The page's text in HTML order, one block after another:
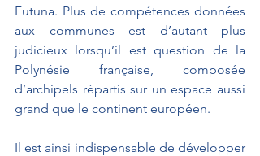
Futuna. Plus de compétences données
aux communes est d’autant plus
judicieux lorsqu’il est question de la
Polynésie française, composée
d’archipels répartis sur un espace aussi
grand que le continent européen.
Il est ainsi indispensable de développer